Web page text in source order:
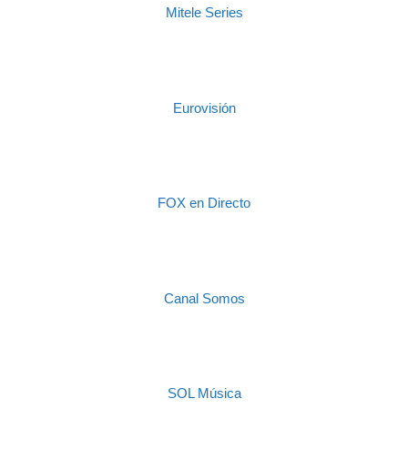
Mitele Series
Eurovisión
FOX en Directo
Canal Somos
SOL Música